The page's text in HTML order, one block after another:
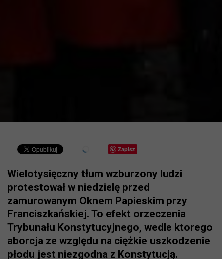
Zapisz
Wielotysięczny tłum wzburzony ludzi
protestował w niedzielę przed
zamurowanym Oknem Papieskim przy
Franciszkańskiej. To efekt orzeczenia
Trybunału Konstytucyjnego, wedle ktorego
aborcja ze względu na ciężkie uszkodzenie
płodu jest niezgodna z Konstytucją.